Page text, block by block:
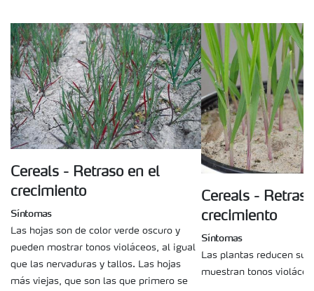
Cereals - Retraso en el
crecimiento
Síntomas
Las hojas son de color verde oscuro y
pueden mostrar tonos violáceos, al igual
que las nervaduras y tallos. Las hojas
más viejas, que son las que primero se
Cereals -
crecimiento
Síntomas
Las plantas reducen su
muestran tonos